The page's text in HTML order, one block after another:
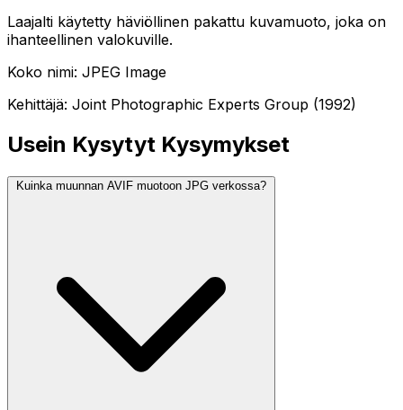
Laajalti käytetty häviöllinen pakattu kuvamuoto, joka on
ihanteellinen valokuville.
Koko nimi: JPEG Image
Kehittäjä: Joint Photographic Experts Group (1992)
Usein Kysytyt Kysymykset
Kuinka muunnan AVIF muotoon JPG verkossa?